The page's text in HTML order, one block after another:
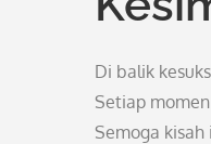
Di balik
Setiap
Semoga